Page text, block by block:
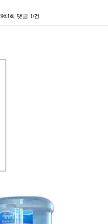
963회 댓글 0건